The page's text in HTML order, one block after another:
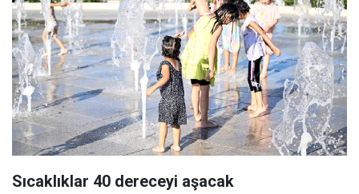
Sıcaklıklar 40 dereceyi aşacak